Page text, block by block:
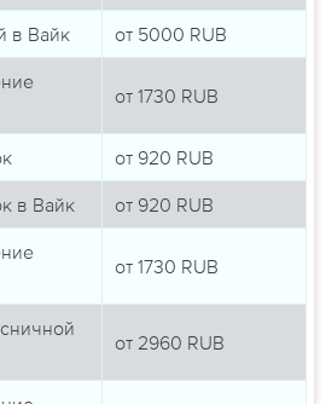
в Вайк от 5000 RUB
от 1730 RUB
от 920 RUB
в Вайк от 920 RUB
от 1730 RUB
от 2960 RUB